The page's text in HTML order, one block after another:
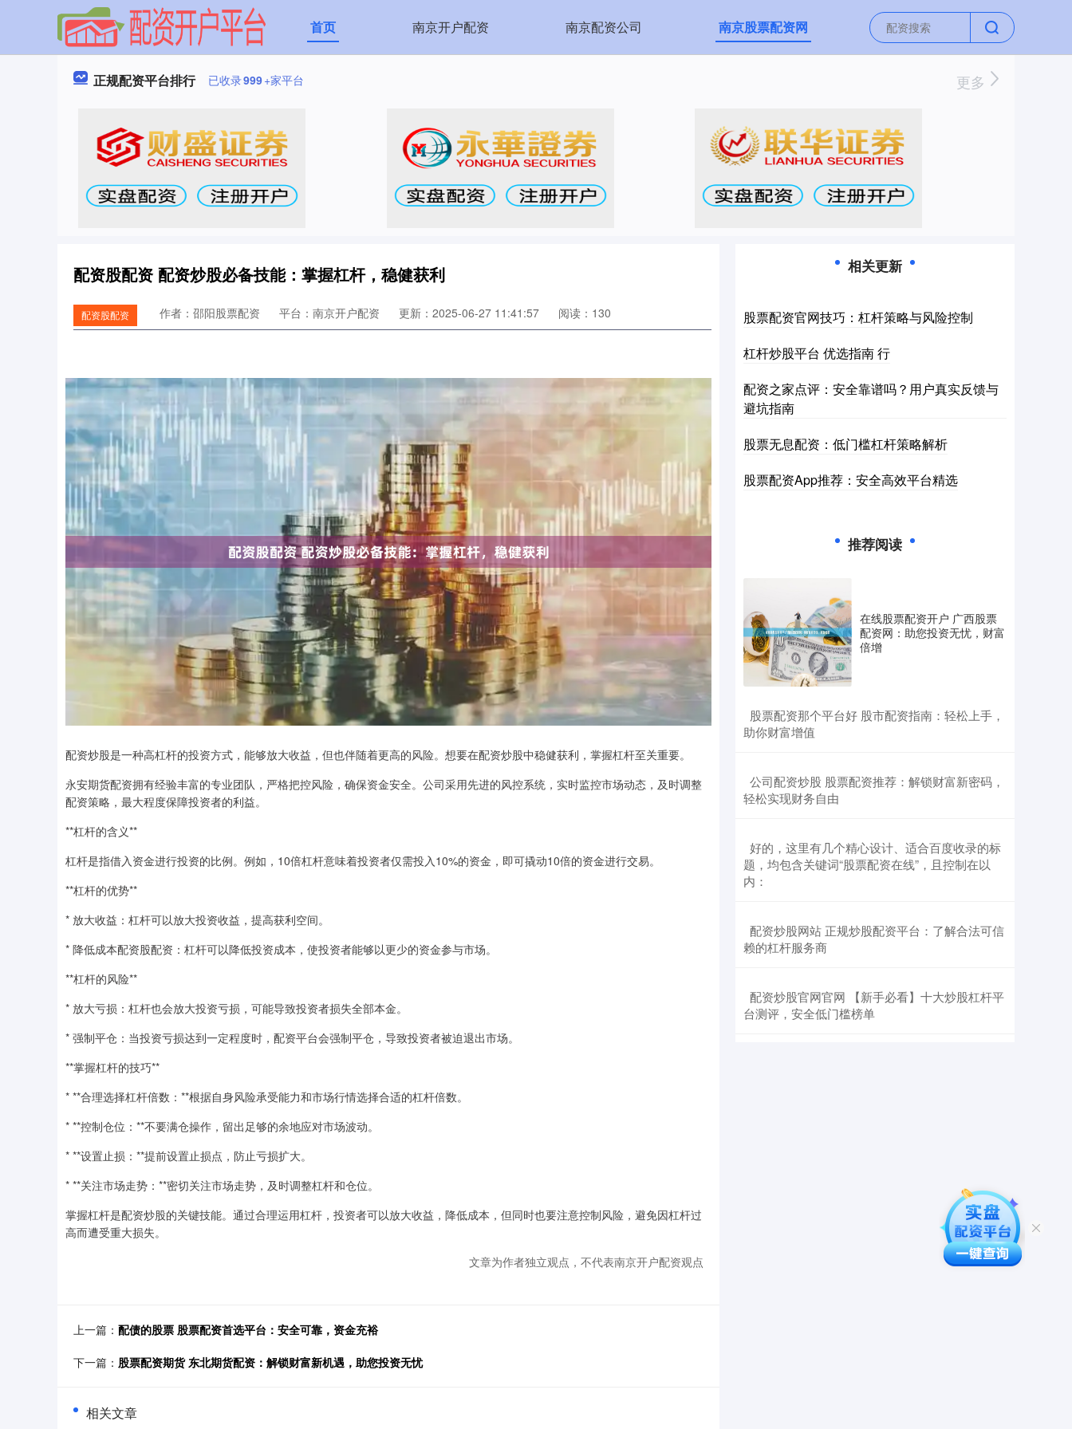
首页 南京开户配资 南京配资公司 南京股票配资网
正规配资平台排行 已收录999+家平台 更多
配资股配资 配资炒股必备技能：掌握杠杆，稳健获利
配资股配资 作者：邵阳股票配资 平台：南京开户配资 更新：2025-06-27 11:41:57 阅读：130
配资炒股是一种高杠杆的投资方式，能够放大收益，但也伴随着更高的风险。想要在配资炒股中稳健获利，掌握杠杆至关重要。
永安期货配资拥有经验丰富的专业团队，严格把控风险，确保资金安全。公司采用先进的风控系统，实时监控市场动态，及时调整
配资策略，最大程度保障投资者的利益。
**杠杆的含义**
杠杆是指借入资金进行投资的比例。例如，10倍杠杆意味着投资者仅需投入10%的资金，即可撬动10倍的资金进行交易。
**杠杆的优势**
* 放大收益：杠杆可以放大投资收益，提高获利空间。
* 降低成本配资股配资：杠杆可以降低投资成本，使投资者能够以更少的资金参与市场。
**杠杆的风险**
* 放大亏损：杠杆也会放大投资亏损，可能导致投资者损失全部本金。
* 强制平仓：当投资亏损达到一定程度时，配资平台会强制平仓，导致投资者被迫退出市场。
**掌握杠杆的技巧**
* **合理选择杠杆倍数：**根据自身风险承受能力和市场行情选择合适的杠杆倍数。
* **控制仓位：**不要满仓操作，留出足够的余地应对市场波动。
* **设置止损：**提前设置止损点，防止亏损扩大。
* **关注市场走势：**密切关注市场走势，及时调整杠杆和仓位。
掌握杠杆是配资炒股的关键技能。通过合理运用杠杆，投资者可以放大收益，降低成本，但同时也要注意控制风险，避免因杠杆过
高而遭受重大损失。
文章为作者独立观点，不代表南京开户配资观点
上一篇： 配债的股票 股票配资首选平台：安全可靠，资金充裕
下一篇： 股票配资期货 东北期货配资：解锁财富新机遇，助您投资无忧
相关文章
相关更新
股票配资官网技巧：杠杆策略与风险控制
杠杆炒股平台 优选指南 行
配资之家点评：安全靠谱吗？用户真实反馈与
避坑指南
股票无息配资：低门槛杠杆策略解析
股票配资App推荐：安全高效平台精选
推荐阅读
在线股票配资开户 广西股票
配资网：助您投资无忧，财富
倍增
​股票配资那个平台好 股市配资指南：轻松上手，
助你财富增值
​公司配资炒股 股票配资推荐：解锁财富新密码，
轻松实现财务自由
​好的，这里有几个精心设计、适合百度收录的标
题，均包含关键词“股票配资在线”，且控制在以
内：
​配资炒股网站 正规炒股配资平台：了解合法可信
赖的杠杆服务商
​配资炒股官网官网 【新手必看】十大炒股杠杆平
台测评，安全低门槛榜单